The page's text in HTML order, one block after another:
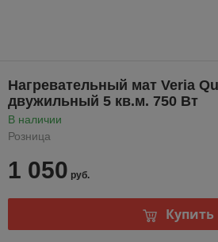
Нагревательный мат Veria
двужильный 5 кв.м. 750 Вт
В наличии
Розница
1 050 руб.
Купить